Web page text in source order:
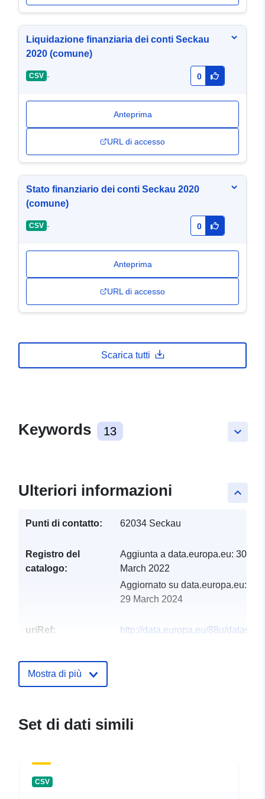
Liquidazione finanziaria dei conti Seckau
2020 (comune)
CSV - 0
Anteprima
URL di accesso
Stato finanziario dei conti Seckau 2020
(comune)
CSV - 0
Anteprima
URL di accesso
Scarica tutti
keyboard_arrow_down
Keywords 13
keyboard_arrow_up
Ulteriori informazioni
Punti di contatto: 62034 Seckau
Registro del
catalogo:
Aggiunta a data.europa.eu: 30
March 2022
Aggiornato su data.europa.eu:
29 March 2024
uriRef:
http://data.europa.eu/88u/
Mostra di più
Set di dati simili
CSV